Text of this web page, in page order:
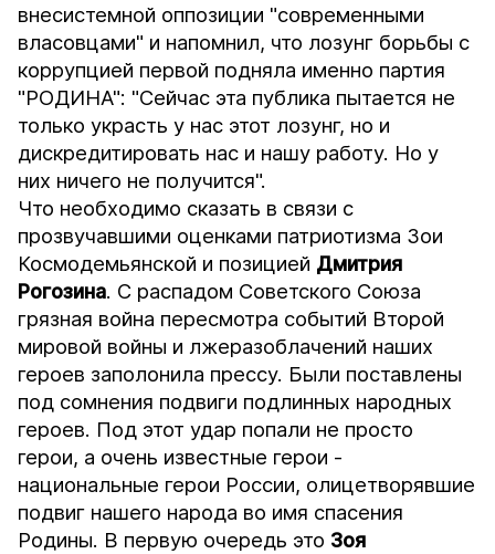
внесистемной оппозиции "современными
власовцами" и напомнил, что лозунг борьбы с
коррупцией первой подняла именно партия
"РОДИНА": "Сейчас эта публика пытается не
только украсть у нас этот лозунг, но и
дискредитировать нас и нашу работу. Но у
них ничего не получится".
Что необходимо сказать в связи с
прозвучавшими оценками патриотизма Зои
Космодемьянской и позицией Дмитрия
Рогозина. С распадом Советского Союза
грязная война пересмотра событий Второй
мировой войны и лжеразоблачений наших
героев заполонила прессу. Были поставлены
под сомнения подвиги подлинных народных
героев. Под этот удар попали не просто
герои, а очень известные герои -
национальные герои России, олицетворявшие
подвиг нашего народа во имя спасения
Родины. В первую очередь это Зоя